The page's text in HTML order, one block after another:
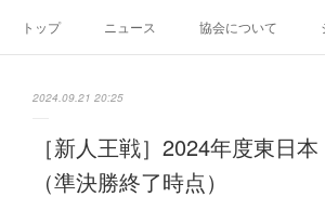
トップ ニュース 協会について
2024.09.21 20:25
［新人王戦］2024年度東日
（準決勝終了時点）